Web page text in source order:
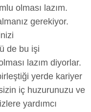
olması lazım.
gerekiyor.
de bu işi
lazım diyorlar.
yerde kariyer
iç huzurunuzu ve
yardımcı